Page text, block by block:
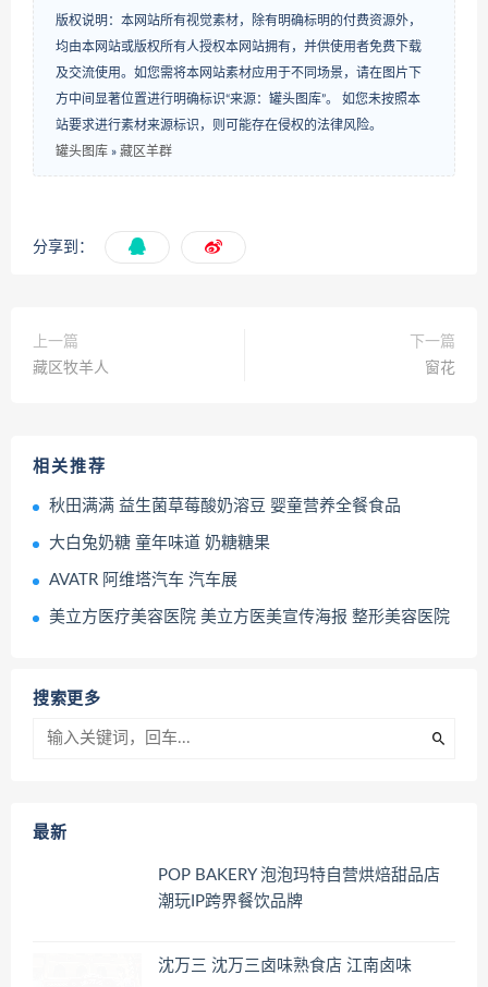
版权说明：本网站所有视觉素材，除有明确标明的付费资源外，
均由本网站或版权所有人授权本网站拥有，并供使用者免费下载
及交流使用。如您需将本网站素材应用于不同场景，请在图片下
方中间显著位置进行明确标识“来源：罐头图库”。 如您未按照本
站要求进行素材来源标识，则可能存在侵权的法律风险。
罐头图库 » 藏区羊群
分享到：
上一篇
藏区牧羊人
下一篇
窗花
相关推荐
秋田满满 益生菌草莓酸奶溶豆 婴童营养全餐食品
大白兔奶糖 童年味道 奶糖糖果
AVATR 阿维塔汽车 汽车展
美立方医疗美容医院 美立方医美宣传海报 整形美容医院
搜索更多
最新
POP BAKERY 泡泡玛特自营烘焙甜品店
潮玩IP跨界餐饮品牌
沈万三 沈万三卤味熟食店 江南卤味